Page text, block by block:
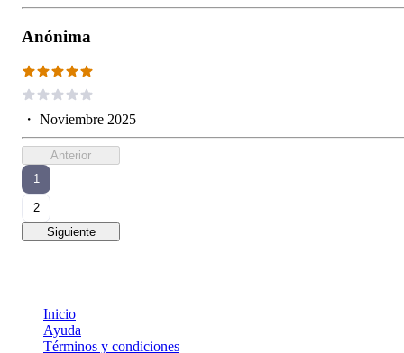
Anónima
・ Noviembre 2025
Anterior
1
2
Siguiente
Inicio
Ayuda
Términos y condiciones